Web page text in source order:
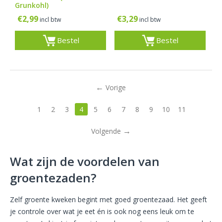
Grunkohl)
€2,99 incl btw
Bestel
€3,29 incl btw
Bestel
Vorige
1 2 3 4 5 6 7 8 9 10 11
Volgende
Wat zijn de voordelen van
groentezaden?
Zelf groente kweken begint met goed groentezaad. Het geeft
je controle over wat je eet én is ook nog eens leuk om te